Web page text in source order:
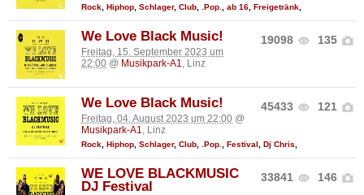
Rock, Hiphop, Schlager, Club, .Pop., ab 16, Freigetränk,
19098 135
We Love Black Music!
Freitag, 15. September 2023 um
22:00 @ Musikpark-A1 , Linz
45433 121
We Love Black Music!
Freitag, 04. August 2023 um 22:00 @
Musikpark-A1
, Linz
Rock Hiphop Schlager, Club .Pop. Festival Dj Chris
33841 146
WE LOVE BLACKMUSIC
DJ Festival